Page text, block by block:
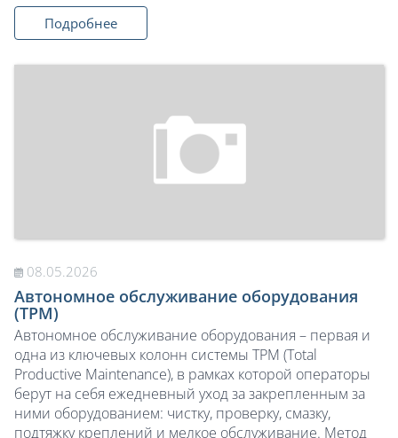
Подробнее
08.05.2026
Автономное обслуживание оборудования
(TPM)
Автономное обслуживание оборудования – первая и
одна из ключевых колонн системы TPM (Total
Productive Maintenance), в рамках которой операторы
берут на себя ежедневный уход за закрепленным за
ними оборудованием: чистку, проверку, смазку,
подтяжку креплений и мелкое обслуживание. Метод